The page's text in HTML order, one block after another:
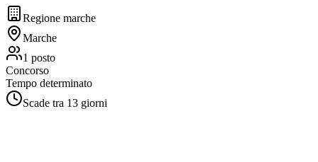
Regione marche
Marche
1 posto
Concorso
Tempo determinato
Scade tra 13 giorni